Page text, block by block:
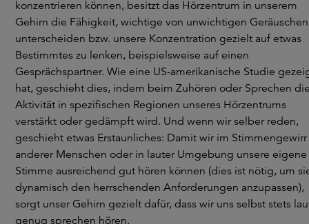
konzentrieren können, besitzt das Hörzentrum in unserem
Gehirn die Fähigkeit, wichtige von unwichtigen
unterscheiden bzw. unsere Konzentration gezielt auf etwas
Bestimmtes zu lenken, beispielsweise auf einen
Gesprächspartner. Wie eine US-amerikanische Studie
hat, geschieht dies, indem beim Zuhören oder Sprechen
Aktivität in spezifischen Regionen unseres Hörzentrums
verstärkt oder gedämpft wird. Und wenn wir selber reden,
geschieht etwas Erstaunliches: Damit wir im Stimmengewirr
anderer Menschen oder in lauter Umgebung unsere eigene
Stimme ausreichend gut hören können (dies ist nötig, um
dynamisch den herrschenden Anforderungen anzupassen),
sorgt unser Gehirn gezielt dafür, dass wir uns selbst stets
genug sprechen hören.